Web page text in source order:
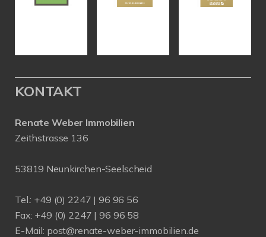
KONTAKT
Renate Weber Immobilien
Zeithstrasse 136
53819 Neunkirchen-Seelscheid
Tel.: +49 (0) 2247 | 96 96 56
Fax: +49 (0) 2247 | 96 96 58
E-Mail: post@renate-weber-immobilien.de